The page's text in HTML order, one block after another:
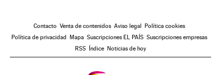
Contacto Venta de contenidos Aviso legal
Política cookies
Política de privacidad
Mapa Suscripciones EL PAÍS Suscripciones empresas
RSS
Índice Noticias de hoy